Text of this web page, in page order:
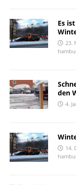
Es
23.
den
4.
14.